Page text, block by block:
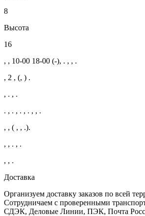
8
Высота
16
, , 10-00 18-00 (-), . , , .
, 2 , (, ) .
, . , .
. , . , . , . , , .
, , ( , , .).
, , . , .
, , .
Доставка
Организуем доставку заказов по всей
Сотрудничаем с проверенными
СДЭК, Деловые Линии, ПЭК, Почта